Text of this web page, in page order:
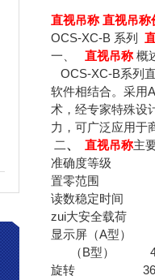
直视吊称 直视吊
OCS-XC-B 系列
一、
直视吊称概
OCS-XC-B系列
软件相结合。采用
术，经专家特殊设
力，可广泛应用于
二、 直视吊称主
准确度等级 国
置零范围
读数稳定时间
zui大安全载荷
显示屏（A型）
（B型）
旋转 360度旋